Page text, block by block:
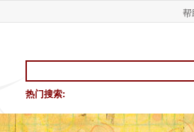
帮
热门搜索: